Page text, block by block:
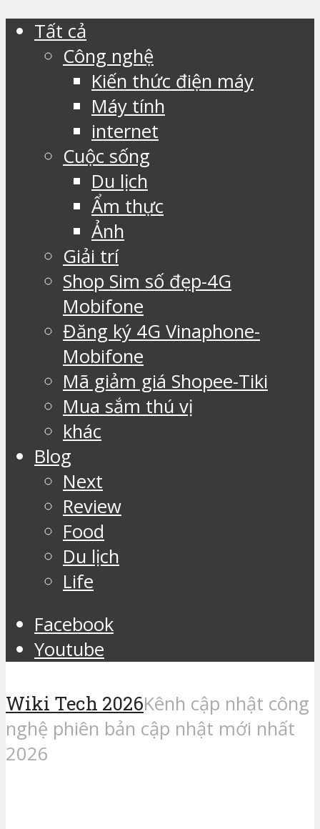
Tất cả
Công nghệ
Kiến thức điện máy
Máy tính
internet
Cuộc sống
Du lịch
Ẩm thực
Ảnh
Giải trí
Shop Sim số đẹp-4G
Mobifone
Đăng ký 4G Vinaphone-
Mobifone
Mã giảm giá Shopee-Tiki
Mua sắm thú vị
khác
Blog
Next
Review
Food
Du lịch
Life
Facebook
Youtube
Wiki Tech 2026Kênh cập nhật công
nghệ phiên bản cập nhật mới nhất
2026